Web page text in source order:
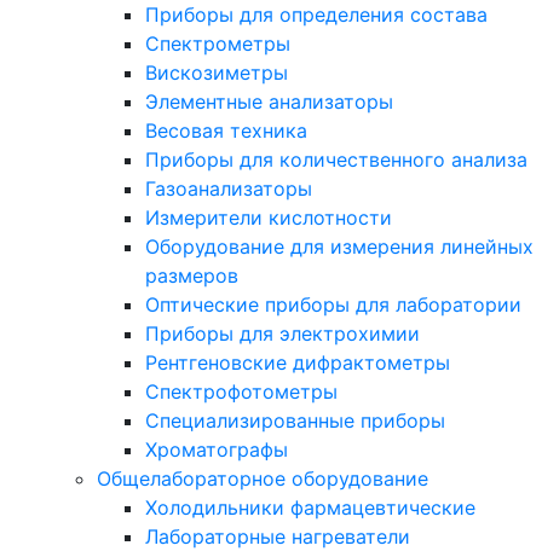
Приборы для определения состава
Спектрометры
Вискозиметры
Элементные анализаторы
Весовая техника
Приборы для количественного анализа
Газоанализаторы
Измерители кислотности
Оборудование для измерения линейных
размеров
Оптические приборы для лаборатории
Приборы для электрохимии
Рентгеновские дифрактометры
Спектрофотометры
Специализированные приборы
Хроматографы
Общелабораторное оборудование
Холодильники фармацевтические
Лабораторные нагреватели